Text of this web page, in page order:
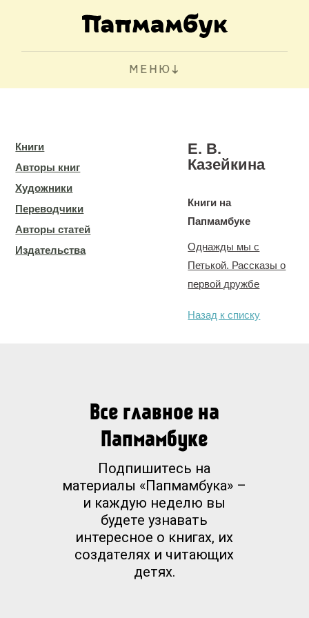
МЕНЮ
Книги
Авторы книг
Художники
Переводчики
Авторы статей
Издательства
Е. В.
Казейкина
Книги на
Папмамбуке
Однажды мы с
Петькой. Рассказы о
первой дружбе
Назад к списку
Все главное на
Папмамбуке
Подпишитесь на
материалы «Папмамбука» –
и каждую неделю вы
будете узнавать
интересное о книгах, их
создателях и читающих
детях.